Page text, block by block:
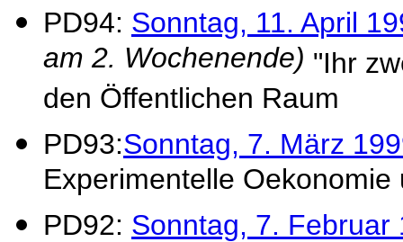
PD94: Sonntag, 11. April
am 2. Wochenende) "Ihr
den Öffentlichen Raum
PD93:Sonntag, 7. März
Experimentelle
PD92: Sonntag, 7. Februar